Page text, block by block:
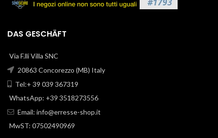
DAS GESCHÄFT
Via F.lli Villa SNC
20863 Concorezzo (MB) Italy
Tel:+ 39 039 367319
WhatsApp: +39 3518273556
Email: info@erresse-shop.it
MwST: 07502490969